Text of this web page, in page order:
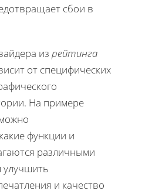
сбои в
из рейтинга
от специфических
На примере
функции и
различными
улучшить
и качество